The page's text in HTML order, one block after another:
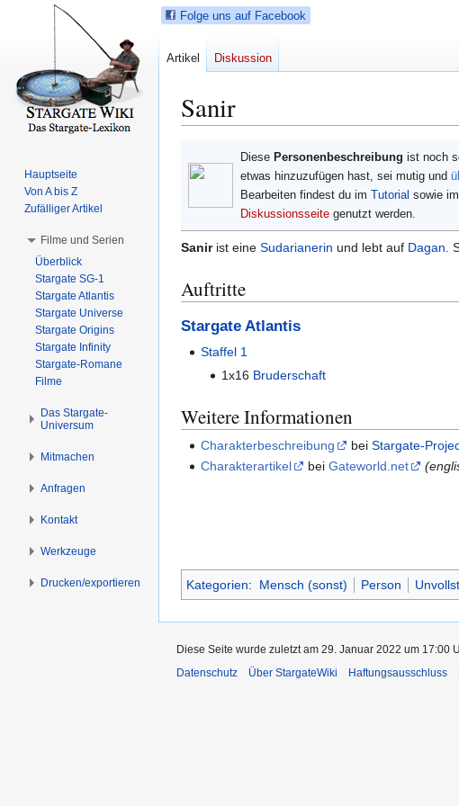
Sanir
N
a
v
g
t
p
u
c
e
p
e
Diese Personenbeschreibung ist noch
etwas hinzuzufügen hast, sei mutig und
Bearbeiten findest du im Tutorial sowie im
Diskussionsseite genutzt werden.
Sanirist eine Sudarianerin und lebt auf Dagan.
Auftritte
Stargate Atlantis
Staffel 1
1x16 Bruderschaft
Weitere Informationen
Charakterbeschreibung beiStargate-
Charakterartikel
beiGateworld.net
Kategorien: Mensch (sonst) Person
Folge uns auf Facebook
Artikel Diskussion
Hauptseite
Von A bis Z
Zufälliger Artikel
Filme und Serien
Überblick
Stargate SG-1
Stargate Atlantis
Stargate Universe
Stargate Origins
Stargate Infinity
Stargate-Romane
Filme
Das Stargate-
Universum
Mitmachen
Anfragen
Kontakt
Werkzeuge
Drucken/­exportieren
Diese Seite wurde zuletzt am 29. Januar 2022 um 17:00
Datenschutz
Über StargateWiki Haftungsausschluss